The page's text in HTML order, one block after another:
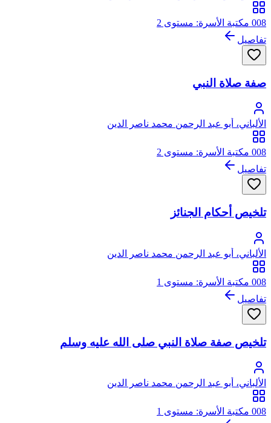
008 مكتبة الأسرة: مستوى 2
تفاصيل
صفة صلاة النبي
الألباني، أبو عبد الرحمن محمد ناصر الدين
008 مكتبة الأسرة: مستوى 2
تفاصيل
تلخيص أحكام الجنائز
الألباني، أبو عبد الرحمن محمد ناصر الدين
008 مكتبة الأسرة: مستوى 1
تفاصيل
تلخيص صفة صلاة النبي صلى الله عليه وسلم
الألباني، أبو عبد الرحمن محمد ناصر الدين
008 مكتبة الأسرة: مستوى 1